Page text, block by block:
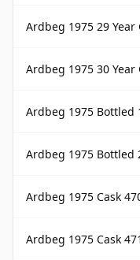
Ardbeg 1975 29 Year Old
Ardbeg 1975 30 Year Old
Ardbeg 1975 Bottled
Ardbeg 1975 Bottled
Ardbeg 1975 Cask
Ardbeg 1975 Cask 4716